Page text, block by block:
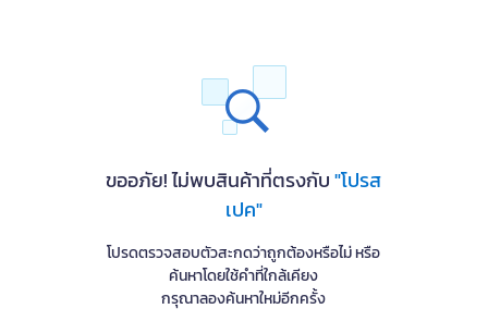
ขออภัย! ไม่พบสินค้าที่ตรงกับ"โปรส
เปค"
โปรดตรวจสอบตัวสะกดว่าถูกต้องหรือไม่ หรือ
ค้นหาโดยใช้คำที่ใกล้เคียง
กรุณาลองค้นหาใหม่อีกครั้ง